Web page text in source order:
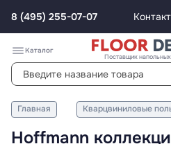
8 (495) 255-07-07
Каталог
Поставщик
Главная Кварцвиниловые
Hoffmann